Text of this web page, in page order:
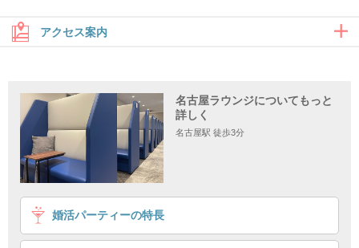
アクセス案内
名古屋ラウンジについてもっと
詳しく
名古屋駅 徒歩3分
婚活パーティーの特長